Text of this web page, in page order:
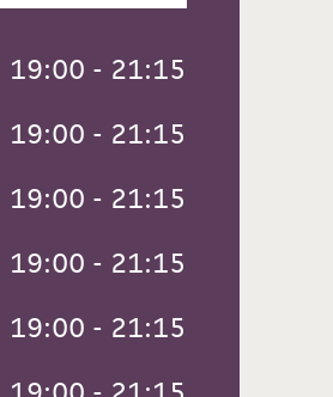
19:00 - 21:15
19:00 - 21:15
19:00 - 21:15
19:00 - 21:15
19:00 - 21:15